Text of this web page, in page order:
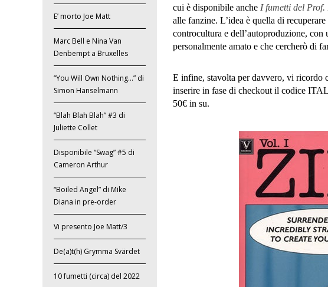
cui è disponibile anche I fumetti del Prof.
alle fanzine. L’idea è quella di
controcultura e dell’autoproduzione,
personalmente amato e che cercherò di
E infine, stavolta per davvero, vi ricordo
inserire in fase di checkout il codice
50€ in su.
E’ morto Joe Matt
Marc Bell e Nina Van
Denbempt a Bruxelles
“You Will Own Nothing…” di
Simon Hanselmann
“Blah Blah Blah” #3 di
Juliette Collet
Disponibile “Swag” #5 di
Cameron Arthur
“Boiled Angel” di Mike
Diana in pre-order
Vi presento Joe Matt/3
De(a)t(h) Grymma Svärdet
10 fumetti (circa) del 2022